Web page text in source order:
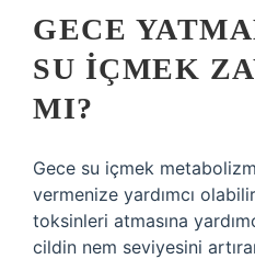
GECE
SU IÇMEK
MI?
Gece su içmek
vermenize yardımcı
toksinleri atmasına
cildin nem seviyesini